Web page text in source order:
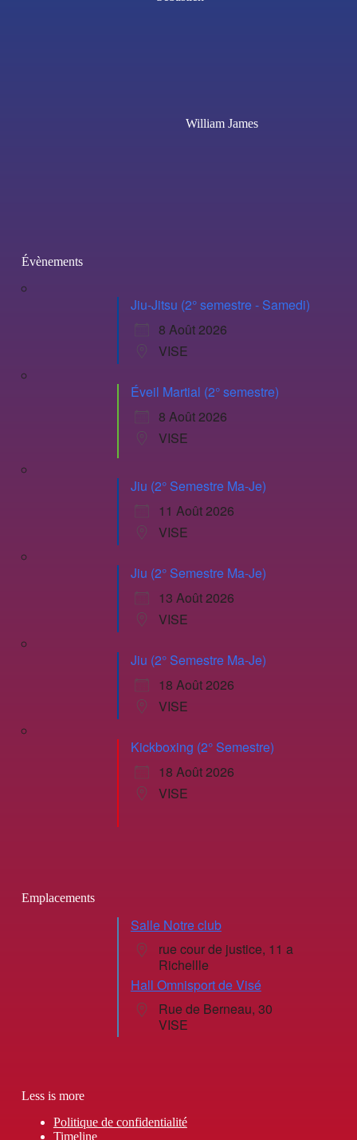
William James
Évènements
Jiu-Jitsu (2° semestre - Samedi)
8 Août 2026
VISE
Éveil Martial (2° semestre)
8 Août 2026
VISE
Jiu (2° Semestre Ma-Je)
11 Août 2026
VISE
Jiu (2° Semestre Ma-Je)
13 Août 2026
VISE
Jiu (2° Semestre Ma-Je)
18 Août 2026
VISE
Kickboxing (2° Semestre)
18 Août 2026
VISE
Emplacements
Salle Notre club
rue cour de justice, 11 a
Richellle
Hall Omnisport de Visé
Rue de Berneau, 30
VISE
Less is more
Politique de confidentialité
Timeline